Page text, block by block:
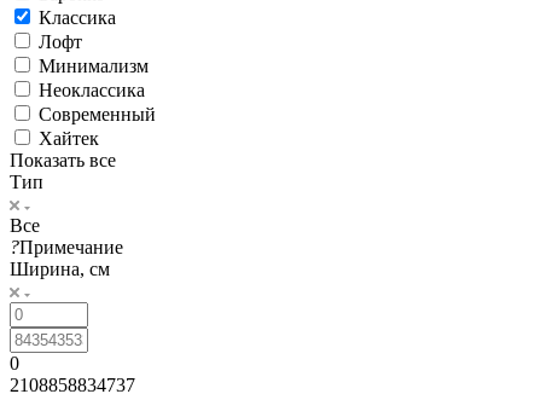
Арт деко
Барокко
Классика
Лофт
Минимализм
Неоклассика
Современный
Хайтек
Показать все
Тип
Все
? Примечание
Ширина, см